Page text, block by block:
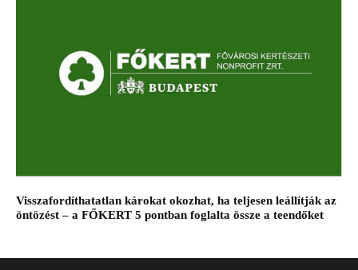
Visszafordíthatatlan károkat okozhat, ha teljesen leállítják az
öntözést – a FŐKERT 5 pontban foglalta össze a teendőket